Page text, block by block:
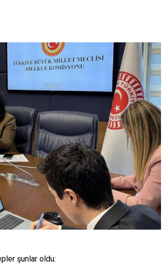
şunlar oldu: